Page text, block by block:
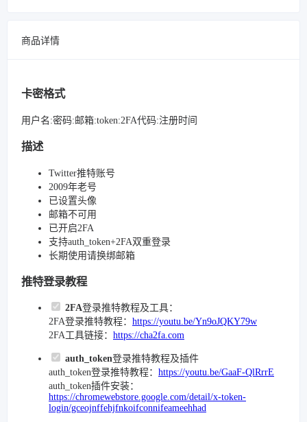
商品详情
卡密格式
用户名:密码:邮箱:token:2FA代码:注册时间
描述
Twitter推特账号
2009年老号
已设置头像
邮箱不可用
已开启2FA
支持auth_token+2FA双重登录
长期使用请换绑邮箱
推特登录教程
2FA登录推特教程及工具：
2FA登录推特教程： https://youtu.be/Yn9oJQKY79w
2FA工具链接： https://cha2fa.com
auth_token登录推特教程及插件
auth_token登录推特教程： https://youtu.be/GaaF-QlRrrE
auth_token插件安装：
https://chromewebstore.google.com/detail/x-token-
login/gceojnffehjfnkoifconnifeameehhad